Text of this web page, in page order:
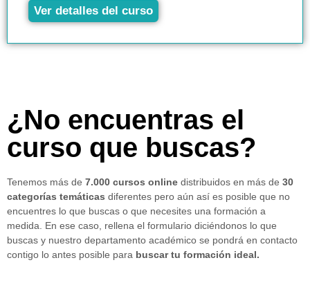
Ver detalles del curso
¿No encuentras el
curso que buscas?
Tenemos más de 7.000 cursos online distribuidos en más de 30
categorías temáticas diferentes pero aún así es posible que no
encuentres lo que buscas o que necesites una formación a
medida. En ese caso, rellena el formulario diciéndonos lo que
buscas y nuestro departamento académico se pondrá en contacto
contigo lo antes posible para buscar tu formación ideal.